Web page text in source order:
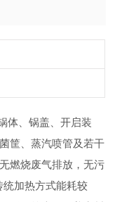
体、锅盖、开启装
筐、蒸汽喷管及若干
燃烧废气排放，无污
加热方式能耗较